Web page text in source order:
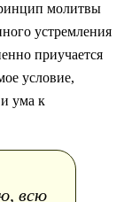
молитвы
устремления
приучается
условие,
ума к
всю